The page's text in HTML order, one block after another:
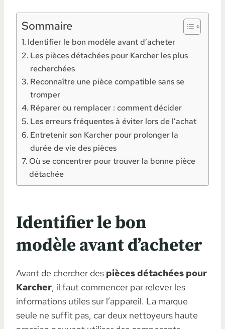
Sommaire
Identifier le bon modèle avant d’acheter
Les pièces détachées pour Karcher les plus
recherchées
Reconnaître une pièce compatible sans se
tromper
Réparer ou remplacer : comment décider
Les erreurs fréquentes à éviter lors de l’achat
Entretenir son Karcher pour prolonger la
durée de vie des pièces
Où se concentrer pour trouver la bonne pièce
détachée
Identifier le bon
modèle avant d’acheter
Avant de chercher des pièces détachées pour
Karcher, il faut commencer par relever les
informations utiles sur l’appareil. La marque
seule ne suffit pas, car deux nettoyeurs haute